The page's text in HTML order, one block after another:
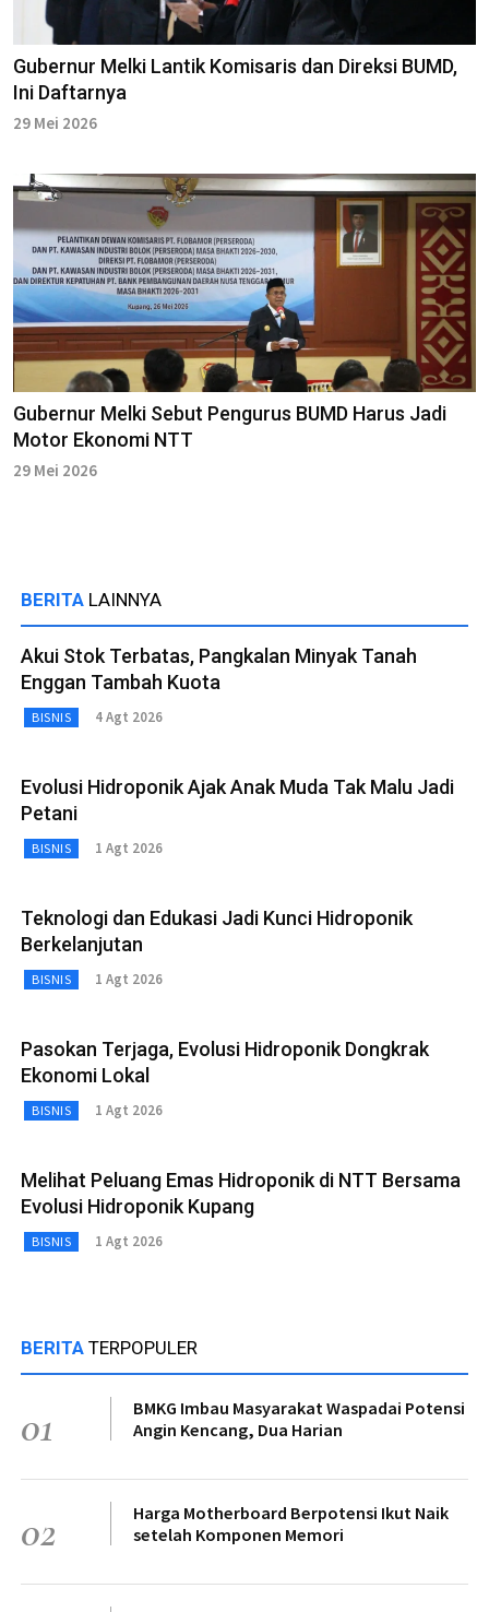
Gubernur Melki Lantik Komisaris dan Direksi BUMD,
Ini Daftarnya
29 Mei 2026
Gubernur Melki Sebut Pengurus BUMD Harus Jadi
Motor Ekonomi NTT
29 Mei 2026
BERITA LAINNYA
Akui Stok Terbatas, Pangkalan Minyak Tanah
Enggan Tambah Kuota
BISNIS 4 Agt 2026
Evolusi Hidroponik Ajak Anak Muda Tak Malu Jadi
Petani
BISNIS 1 Agt 2026
Teknologi dan Edukasi Jadi Kunci Hidroponik
Berkelanjutan
BISNIS 1 Agt 2026
Pasokan Terjaga, Evolusi Hidroponik Dongkrak
Ekonomi Lokal
BISNIS 1 Agt 2026
Melihat Peluang Emas Hidroponik di NTT Bersama
Evolusi Hidroponik Kupang
BISNIS 1 Agt 2026
BERITA TERPOPULER
01
BMKG Imbau Masyarakat Waspadai Potensi
Angin Kencang, Dua Harian
02
Harga Motherboard Berpotensi Ikut Naik
setelah Komponen Memori